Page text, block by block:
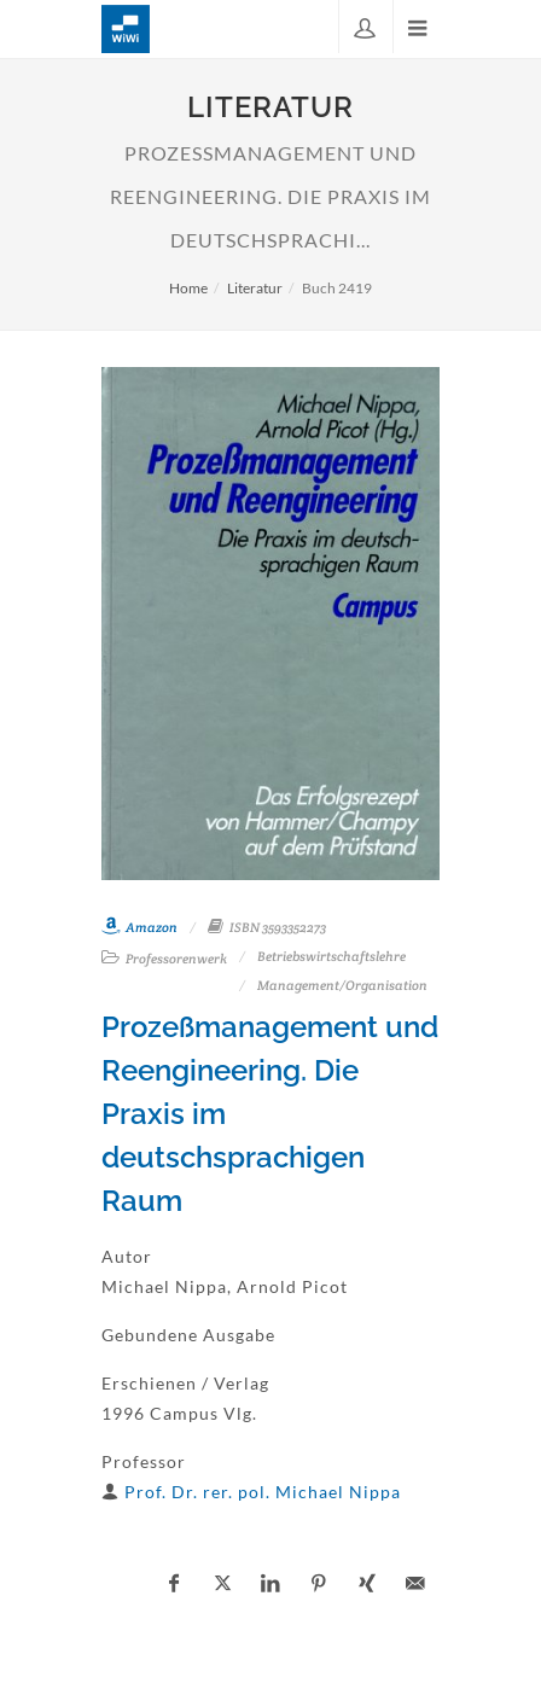
LITERATUR
PROZESSMANAGEMENT UND R
EENGINEERING. DIE PRAXIS IM D
EUTSCHSPRACHI...
Home Literatur Buch 2419
Amazon
ISBN 3593352273
Professorenwerk
Betriebswirtschaftslehre
Management/Organisation
Prozeßmanagement und
Reengineering. Die
Praxis im
deutschsprachigen
Raum
Autor
Michael Nippa, Arnold Picot
Gebundene Ausgabe
Erschienen / Verlag
1996 Campus Vlg.
Professor
Prof. Dr. rer. pol. Michael Nippa